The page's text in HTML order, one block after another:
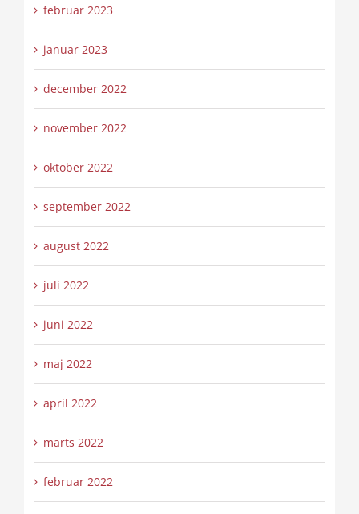
februar 2023
januar 2023
december 2022
november 2022
oktober 2022
september 2022
august 2022
juli 2022
juni 2022
maj 2022
april 2022
marts 2022
februar 2022